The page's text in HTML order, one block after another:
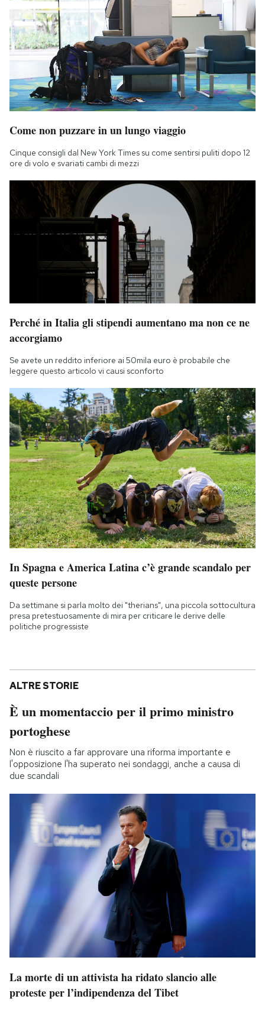
Come non puzzare in un lungo viaggio
Cinque consigli dal New York Times su come sentirsi puliti dopo 12
ore di volo e svariati cambi di mezzi
Perché in Italia gli stipendi aumentano ma non ce ne
accorgiamo
Se avete un reddito inferiore ai 50mila euro è probabile che
leggere questo articolo vi causi sconforto
In Spagna e America Latina c’è grande scandalo per
queste persone
Da settimane si parla molto dei "therians", una piccola sottocultura
presa pretestuosamente di mira per criticare le derive delle
politiche progressiste
ALTRE STORIE
È un momentaccio per il primo ministro
portoghese
Non è riuscito a far approvare una riforma importante e
l'opposizione l'ha superato nei sondaggi, anche a causa di
due scandali
La morte di un attivista ha ridato slancio alle
proteste per l’indipendenza del Tibet